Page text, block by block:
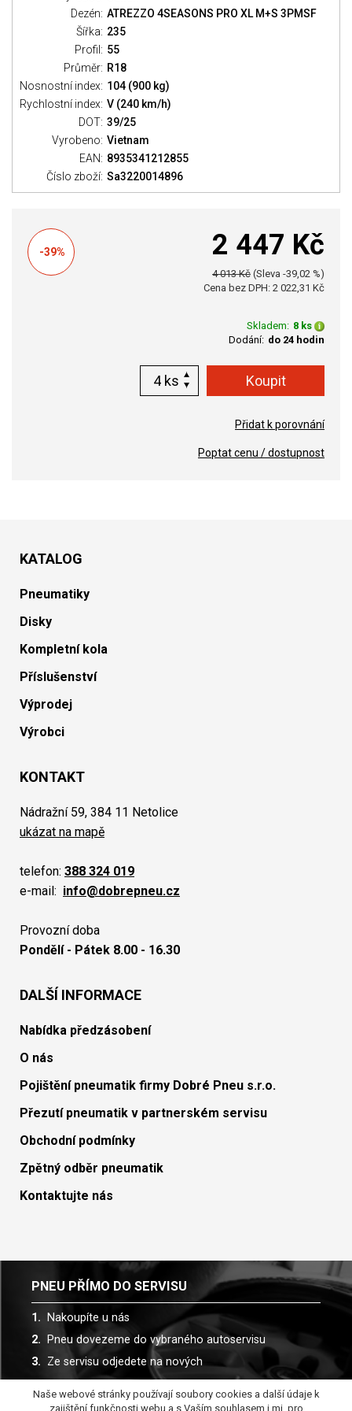
Dezén: ATREZZO 4SEASONS PRO XL M+S 3PMSF
Šířka: 235
Profil: 55
Průměr: R18
Nosnostní index: 104 (900 kg)
Rychlostní index: V (240 km/h)
DOT: 39/25
Vyrobeno: Vietnam
EAN: 8935341212855
Číslo zboží: Sa3220014896
-39% 2 447 Kč
4 013 Kč (Sleva -39,02 %)
Cena bez DPH: 2 022,31 Kč
Skladem: 8 ks
Dodání: do 24 hodin
ks
Přidat k porovnání
Poptat cenu / dostupnost
KATALOG
Pneumatiky
Disky
Kompletní kola
Příslušenství
Výprodej
Výrobci
KONTAKT
Nádražní 59, 384 11 Netolice
ukázat na mapě
telefon: 388 324 019
e-mail: info@dobrepneu.cz
Provozní doba
Pondělí - Pátek 8.00 - 16.30
DALŠÍ INFORMACE
Nabídka předzásobení
O nás
Pojištění pneumatik firmy Dobré Pneu s.r.o.
Přezutí pneumatik v partnerském servisu
Obchodní podmínky
Zpětný odběr pneumatik
Kontaktujte nás
PNEU PŘÍMO DO SERVISU
Nakoupíte u nás
Pneu dovezeme do vybraného autoservisu
Ze servisu odjedete na nových
Spolupracujeme s více než 30 autoservisy
Naše webové stránky používají soubory cookies a další údaje k
zajištění funkčnosti webu a s Vaším souhlasem i mj. pro